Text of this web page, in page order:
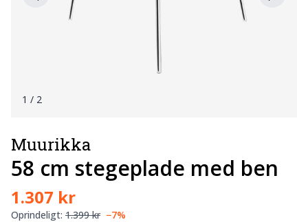
1 / 2
Muurikka
58 cm stegeplade med ben
1.307 kr
Oprindeligt: 1.399 kr −7%